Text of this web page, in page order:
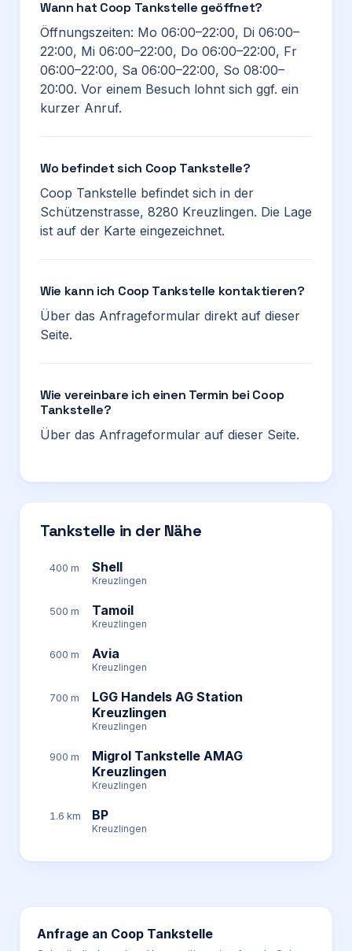
Wann hat Coop Tankstelle geöffnet?
Öffnungszeiten: Mo 06:00–22:00, Di 06:00–
22:00, Mi 06:00–22:00, Do 06:00–22:00, Fr
06:00–22:00, Sa 06:00–22:00, So 08:00–
20:00. Vor einem Besuch lohnt sich ggf. ein
kurzer Anruf.
Wo befindet sich Coop Tankstelle?
Coop Tankstelle befindet sich in der
Schützenstrasse, 8280 Kreuzlingen. Die Lage
ist auf der Karte eingezeichnet.
Wie kann ich Coop Tankstelle kontaktieren?
Über das Anfrageformular direkt auf dieser
Seite.
Wie vereinbare ich einen Termin bei Coop
Tankstelle?
Über das Anfrageformular auf dieser Seite.
Tankstelle in der Nähe
400 m Shell
Kreuzlingen
500 m Tamoil
Kreuzlingen
600 m Avia
Kreuzlingen
700 m
LGG Handels AG Station
Kreuzlingen
Kreuzlingen
900 m
Migrol Tankstelle AMAG
Kreuzlingen
Kreuzlingen
1.6 km BP
Kreuzlingen
Anfrage an Coop Tankstelle